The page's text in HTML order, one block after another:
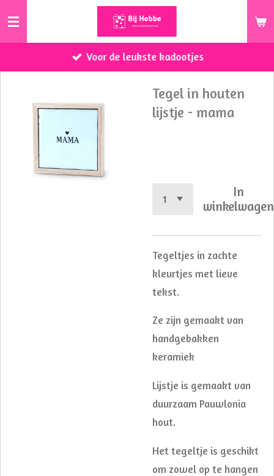
Ga
de
Voor de leukste kadootjes
Tegel in houten
lijstje - mama
In
winkelwagen
Tegeltjes in zachte
kleurtjes met lieve
tekst.
Ze zijn gemaakt van
handgebakken
keramiek
Lijstje is gemaakt van
duurzaam Pauwlonia
hout.
Het tegeltje is geschikt
om zowel op te hangen